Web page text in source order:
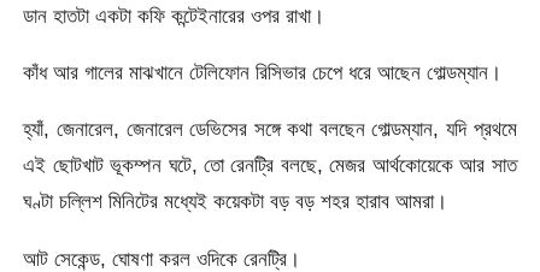
ডান হাতটা একটা কফি কন্টেইনারের ওপর রাখা।
কাঁধ আর গালের মাঝখানে টেলিফোন রিসিভার চেপে ধরে আছেন গোল্ডম্যান।
হ্যাঁ, জেনারেল, জেনারেল ডেভিসের সঙ্গে কথা বলছেন গোল্ডম্যান, যদি প্রথমে
এই ছোটখাট ভূকম্পন ঘটে, তো রেনট্রি বলছে, মেজর আর্থকোয়েকে আর সাত
ঘণ্টা চল্লিশ মিনিটের মধ্যেই কয়েকটা বড় বড় শহর হারাব আমরা।
আট সেকেন্ড, ঘোষণা করল ওদিকে রেনট্রি।